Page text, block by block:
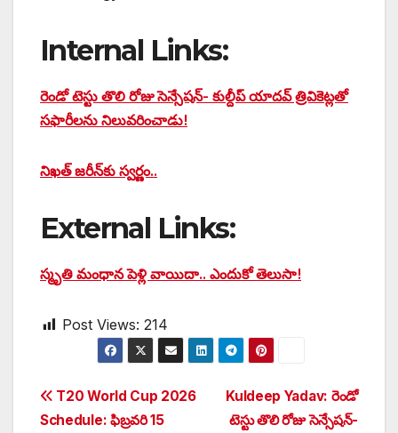
Internal Links:
రెండో టెస్టు తొలి రోజు సెన్సేషన్- కుల్దీప్ యాదవ్ త్రివికెట్లతో
సఫారీలను నిలువరించాడు!
నిఖత్ జరీన్‌కు స్వర్ణం..
External Links:
స్మృతి మంధాన పెళ్లి వాయిదా.. ఎందుకో తెలుసా!
Post Views: 214
Post
Kuldeep Yadav: రెండో
టెస్టు తొలి రోజు సెన్సేషన్-
T20 World Cup 2026
Schedule: ఫిబ్రవరి 15